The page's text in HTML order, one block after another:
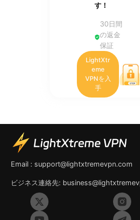
す！
30日間
の返金
保証
LightXtr
eme
VPNを入
手
Email : support@lightxtremevpn.com
ビジネス連絡先: